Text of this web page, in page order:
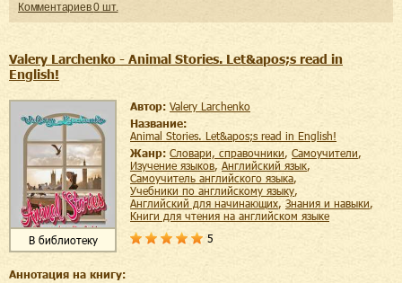
Комментариев0 шт.
Valery Larchenko - Animal Stories. Let&apos;s read in
English!
В библиотеку
Автор:
Valery Larchenko
Название:
Animal Stories. Let&apos;s read in English!
Жанр:
словари, справочники самоучители
изучение языков
английский язык
самоучитель английского языка
учебники по английскому языку
английский для начинающих
знания и навыки
книги для чтения на английском языке
5
Аннотация на книгу: